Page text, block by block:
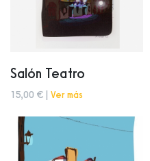
Salón Teatro
15,00 € | Ver más